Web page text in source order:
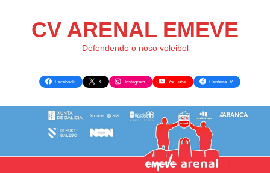
CV ARENAL EMEVE
Defendendo o noso voleibol
Facebook X Instagram YouTube CanteiraTV